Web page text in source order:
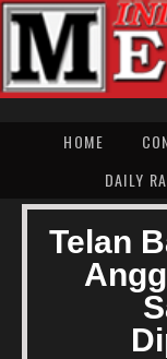
HOME
DAILY
Telan